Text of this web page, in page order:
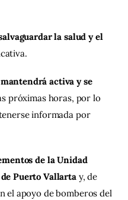
la salud y el
activa y se
próximas horas, por lo
informada por
de la Unidad
Puerto Vallarta y, de
el apoyo de bomberos del